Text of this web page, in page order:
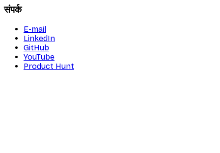
संपर्क
E-mail
LinkedIn
GitHub
YouTube
Product Hunt